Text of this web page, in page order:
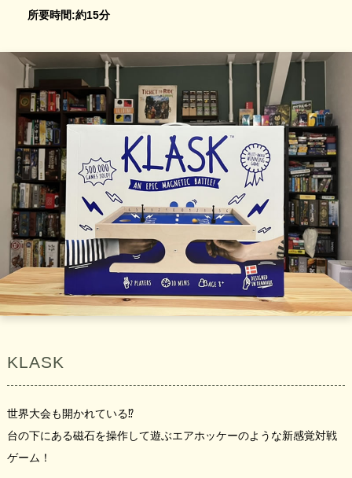
所要時間:約15分
KLASK
世界大会も開かれている⁉️
台の下にある磁石を操作して遊ぶエアホッケーのような新感覚対戦
ゲーム！